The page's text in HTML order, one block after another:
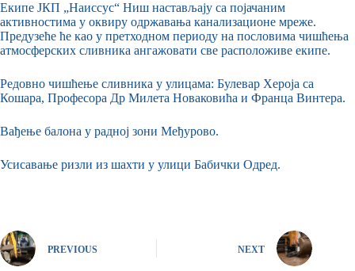
Екипе ЈКП „Наиссус“ Ниш настављају са појачаним
активностима у оквиру одржавања канализационе мреже.
Предузеће ће као у претходном периоду на пословима чишћења
атмосферских сливника ангажовати све расположиве екипе.
Редовно чишћење сливника у улицама: Булевар Хероја са
Кошара, Професора Др Милета Новаковића и Франца Винтера.
Вађење балона у радној зони Међурово.
Усисавање ризли из шахти у улици Бабички Одред.
PREVIOUS NEXT